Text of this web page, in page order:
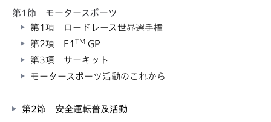
第1節 モータースポーツ
第1項 ロードレース世界選手権
第2項 F1 TM GP
第3項 サーキット
モータースポーツ活動のこれから
第2節 安全運転普及活動